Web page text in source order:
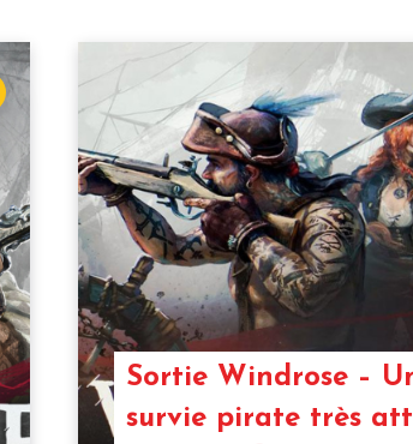
Sortie Windrose –
survie pirate très